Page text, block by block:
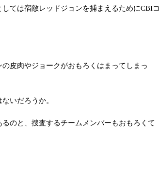
ては宿敵レッドジョンを捕まえるためにCBIコ
皮肉やジョークがおもろくはまってしまっ
いだろうか。
のと、捜査するチームメンバーもおもろくて